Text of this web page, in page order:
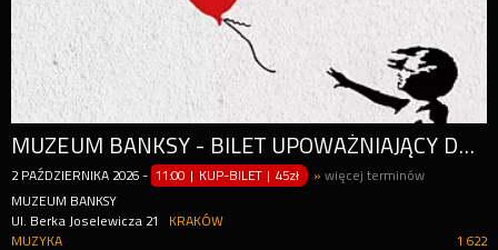
MUZEUM BANKSY - BILET UPOWAŻNIAJĄCY DO WEJŚCIA W CIĄGU CAŁEGO DNIA (OD GODZ. 11:00)
2 PAŹDZIERNIKA 2026 - 11:00 | KUP-BILET |45zł »więcej terminów
MUZEUM BANKSY
Ul. Berka Joselewicza 21
KRAKÓW
1 622
MUZYKA